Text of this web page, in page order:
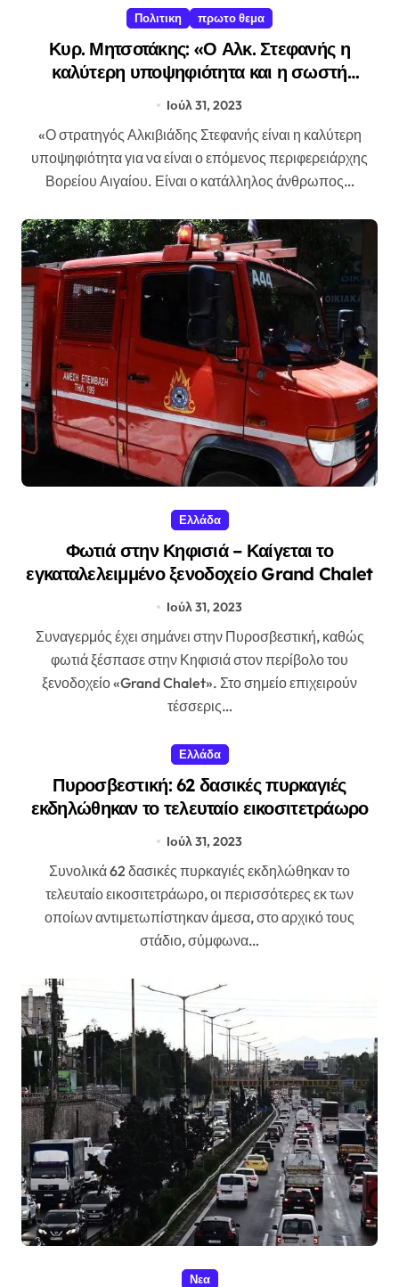
Πολιτικη πρωτο θεμα
Κυρ. Μητσοτάκης: «Ο Αλκ. Στεφανής η
καλύτερη υποψηφιότητα και η σωστή
επιλογή για το Βόρειο Αιγαίο»
Ιούλ 31, 2023
«Ο στρατηγός Αλκιβιάδης Στεφανής είναι η καλύτερη
υποψηφιότητα για να είναι ο επόμενος περιφερειάρχης
Βορείου Αιγαίου. Είναι ο κατάλληλος άνθρωπος…
Ελλάδα
Φωτιά στην Κηφισιά – Καίγεται το
εγκαταλελειμμένο ξενοδοχείο Grand Chalet
Ιούλ 31, 2023
Συναγερμός έχει σημάνει στην Πυροσβεστική, καθώς
φωτιά ξέσπασε στην Κηφισιά στον περίβολο του
ξενοδοχείο «Grand Chalet». Στο σημείο επιχειρούν
τέσσερις…
Ελλάδα
Πυροσβεστική: 62 δασικές πυρκαγιές
εκδηλώθηκαν το τελευταίο εικοσιτετράωρο
Ιούλ 31, 2023
Συνολικά 62 δασικές πυρκαγιές εκδηλώθηκαν το
τελευταίο εικοσιτετράωρο, οι περισσότερες εκ των
οποίων αντιμετωπίστηκαν άμεσα, στο αρχικό τους
στάδιο, σύμφωνα…
Νεα